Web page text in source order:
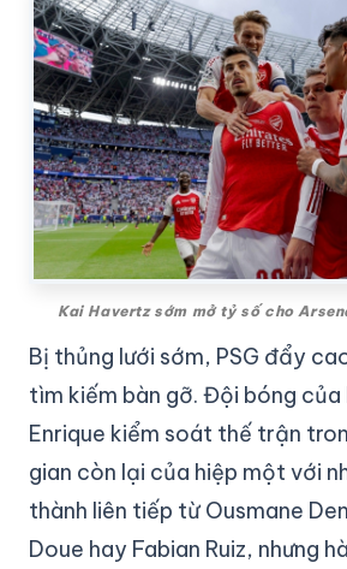
Kai Havertz sớm mở tỷ số cho
Bị thủng lưới sớm, PSG đẩy
tìm kiếm bàn gỡ. Đội bóng của
Enrique kiểm soát thế trận
gian còn lại của hiệp một với
thành liên tiếp từ Ousmane
Doue hay Fabian Ruiz, nhưng